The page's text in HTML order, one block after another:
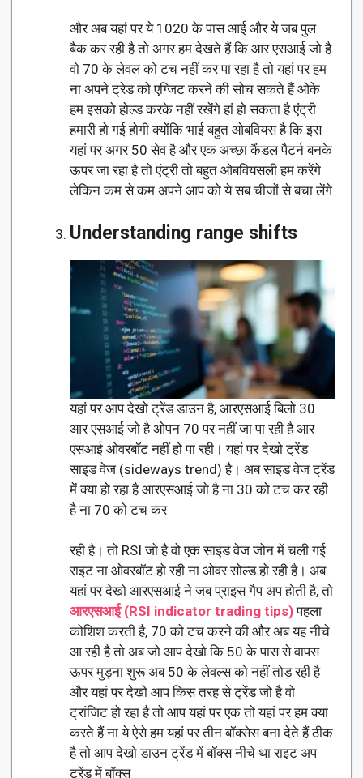
और अब यहां पर ये 1020 के पास आई और ये जब पुल
बैक कर रही है तो अगर हम देखते हैं कि आर एसआई जो है
वो 70 के लेवल को टच नहीं कर पा रहा है तो यहां पर हम
ना अपने ट्रेड को एग्जिट करने की सोच सकते हैं ओके
हम इसको होल्ड करके नहीं रखेंगे हां हो सकता है एंट्री
हमारी हो गई होगी क्योंकि भाई बहुत ओबवियस है कि इस
यहां पर अगर 50 सेव है और एक अच्छा कैंडल पैटर्न बनके
ऊपर जा रहा है तो एंट्री तो बहुत ओबवियसली हम करेंगे
लेकिन कम से कम अपने आप को ये सब चीजों से बचा लेंगे
Understanding range shifts
यहां पर आप देखो ट्रेंड डाउन है, आरएसआई बिलो 30
आर एसआई जो है ओपन 70 पर नहीं जा पा रही है आर
एसआई ओवरबॉट नहीं हो पा रही। यहां पर देखो ट्रेंड
साइड वेज (sideways trend) है। अब साइड वेज ट्रेंड
में क्या हो रहा है आरएसआई जो है ना 30 को टच कर रही
है ना 70 को टच कर
रही है। तो RSI जो है वो एक साइड वेज जोन में चली गई
राइट ना ओवरबॉट हो रही ना ओवर सोल्ड हो रही है। अब
यहां पर देखो आरएसआई ने जब प्राइस गैप अप होती है, तो
आरएसआई (RSI indicator trading tips)पहला
कोशिश करती है, 70 को टच करने की और अब यह नीचे
आ रही है तो अब जो आप देखो कि 50 के पास से वापस
ऊपर मुड़ना शुरू अब 50 के लेवल्स को नहीं तोड़ रही है
और यहां पर देखो आप किस तरह से ट्रेंड जो है वो
ट्रांजिट हो रहा है तो आप यहां पर एक तो यहां पर हम क्या
करते हैं ना ये ऐसे हम यहां पर तीन बॉक्सेस बना देते हैं ठीक
है तो आप देखो डाउन ट्रेंड में बॉक्स नीचे था राइट अप
ट्रेंड में बॉक्स